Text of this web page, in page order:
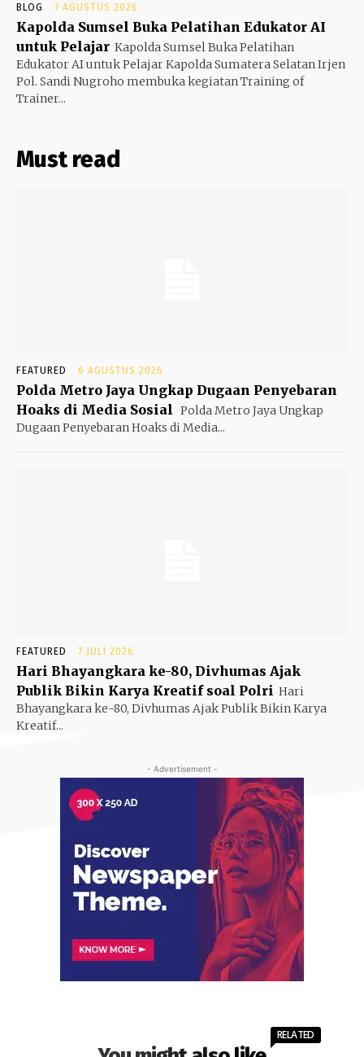
BLOG 7 AGUSTUS 2026
Kapolda Sumsel Buka Pelatihan Edukator AI
untuk Pelajar Kapolda Sumsel Buka Pelatihan
Edukator AI untuk Pelajar Kapolda Sumatera Selatan Irjen
Pol. Sandi Nugroho membuka kegiatan Training of
Trainer...
Must read
FEATURED 6 AGUSTUS 2026
Polda Metro Jaya Ungkap Dugaan Penyebaran
Hoaks di Media Sosial
Polda Metro Jaya Ungkap
Dugaan Penyebaran Hoaks di Media...
FEATURED 7 JULI 2026
Hari Bhayangkara ke-80, Divhumas Ajak
Publik Bikin Karya Kreatif soal Polri Hari
Bhayangkara ke-80, Divhumas Ajak Publik Bikin Karya
Kreatif...
- Advertisement -
RELATED